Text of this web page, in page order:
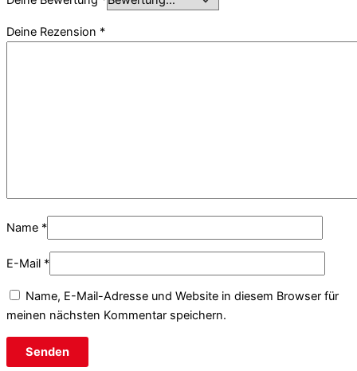
Deine Rezension *
Name *
E-Mail *
Name, E-Mail-Adresse und Website in diesem Browser für
meinen nächsten Kommentar speichern.